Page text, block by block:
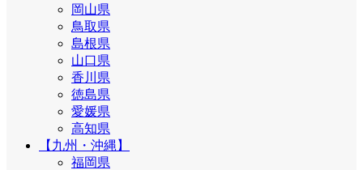
岡山県
鳥取県
島根県
山口県
香川県
徳島県
愛媛県
高知県
【九州・沖縄】
福岡県